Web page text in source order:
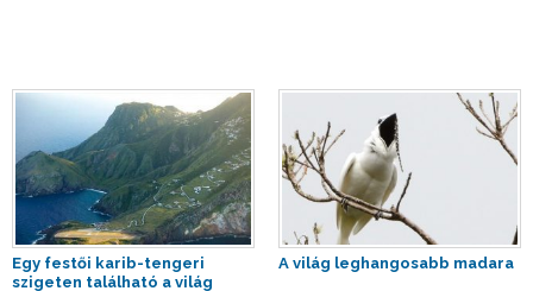
Egy festői karib-tengeri
szigeten található a világ
A világ leghangosabb madara